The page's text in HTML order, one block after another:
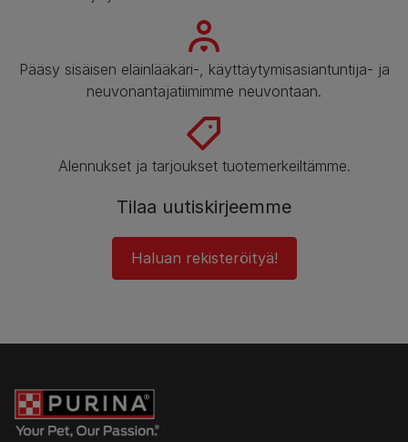
Pääsy sisäisen eläinlääkäri-, käyttäytymisasiantuntija- ja
neuvonantajatiimimme neuvontaan.
Alennukset ja tarjoukset tuotemerkeiltämme.
Tilaa uutiskirjeemme
Haluan rekisteröityä!